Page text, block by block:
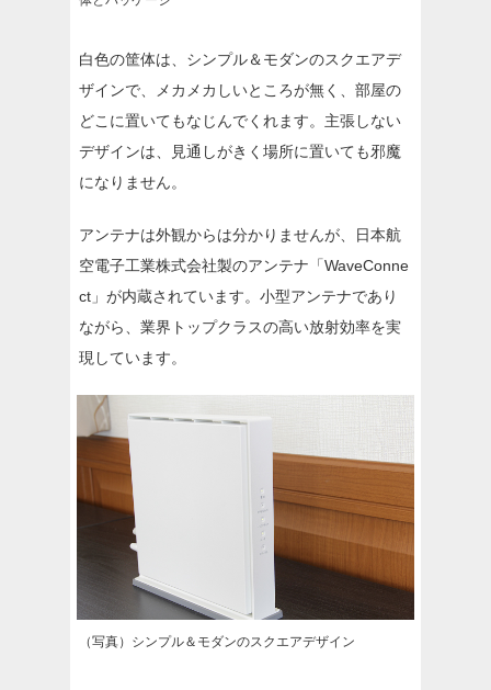
白色の筐体は、シンプル＆モダンのスクエアデ
ザインで、メカメカしいところが無く、部屋の
どこに置いてもなじんでくれます。主張しない
デザインは、見通しがきく場所に置いても邪魔
になりません。
アンテナは外観からは分かりませんが、日本航
空電子工業株式会社製のアンテナ「WaveConne
ct」が内蔵されています。小型アンテナであり
ながら、業界トップクラスの高い放射効率を実
現しています。
（写真）シンプル＆モダンのスクエアデザイン